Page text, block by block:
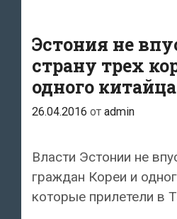
Эстония не
страну трех
одного китайца
26.04.2016 от admin
Власти Эстонии не
граждан Кореи и
которые прилетели в